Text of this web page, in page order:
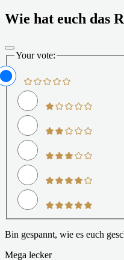
Wie hat euch das
Your vote:
Bin gespannt, wie es euch
Mega lecker